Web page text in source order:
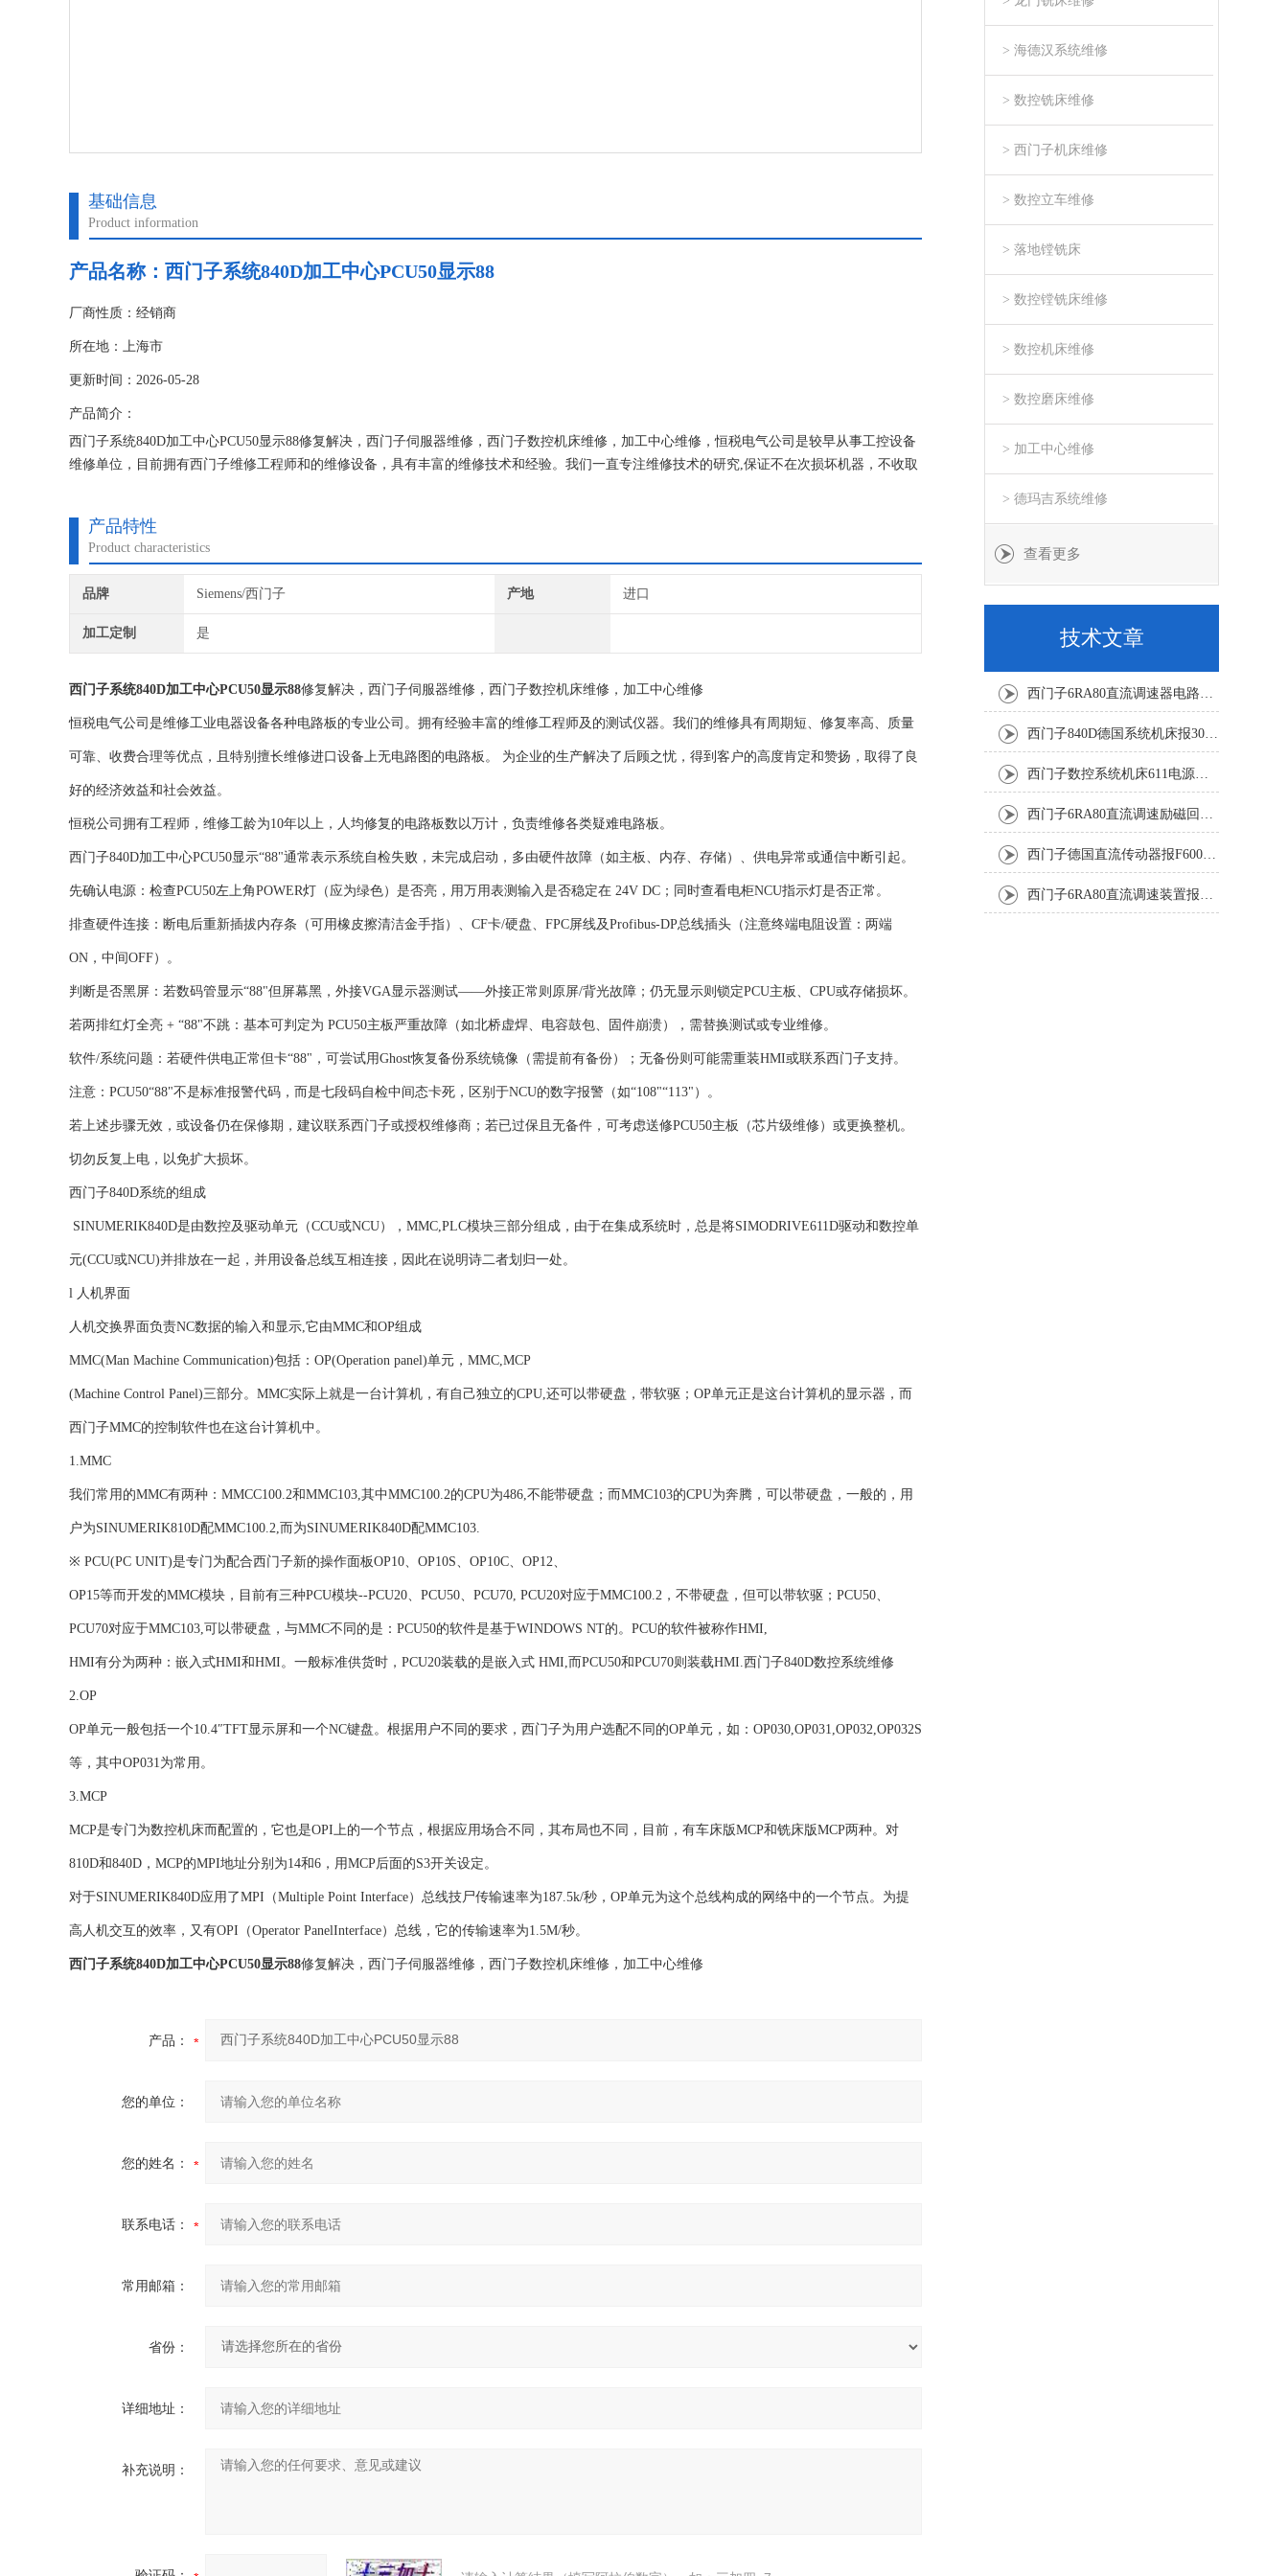
基础信息
Product information
产品名称： 西门子系统840D加工中心PCU50显示88
厂商性质：经销商
所在地：上海市
更新时间：2026-05-28
产品简介：
西门子系统840D加工中心PCU50显示88修复解决，西门子伺服器维修，西门子数控机床维修，加工中心维修，恒税电气公司是较早从事工控设备
维修单位，目前拥有西门子维修工程师和的维修设备，具有丰富的维修技术和经验。我们一直专注维修技术的研究,保证不在次损坏机器，不收取
产品特性
Product characteristics
品牌 Siemens/西门子 产地 进口
加工定制 是
西门子系统840D加工中心PCU50显示88修复解决，西门子伺服器维修，西门子数控机床维修，加工中心维修
恒税电气公司是维修工业电器设备各种电路板的专业公司。拥有经验丰富的维修工程师及的测试仪器。我们的维修具有周期短、修复率高、质量
可靠、收费合理等优点，且特别擅长维修进口设备上无电路图的电路板。 为企业的生产解决了后顾之忧，得到客户的高度肯定和赞扬，取得了良
好的经济效益和社会效益。
恒税公司拥有工程师，维修工龄为10年以上，人均修复的电路板数以万计，负责维修各类疑难电路板。
西门子840D加工中心PCU50显示“88"通常表示系统自检失败，未完成启动，多由硬件故障（如主板、内存、存储）、供电异常或通信中断引起。‌‌
‌先确认电源‌：检查PCU50左上角POWER灯（应为绿色）是否亮，用万用表测输入是否稳定在 ‌24V DC‌；同时查看电柜NCU指示灯是否正常。
‌排查硬件连接‌：断电后重新插拔内存条（可用橡皮擦清洁金手指）、CF卡/硬盘、FPC屏线及Profibus-DP总线插头（注意终端电阻设置：两端
ON，中间OFF）。
‌判断是否黑屏‌：若数码管显示“88"但屏幕黑，外接VGA显示器测试——外接正常则原屏/背光故障；仍无显示则锁定PCU主板、CPU或存储损坏。
‌若两排红灯全亮 + “88"不跳‌：基本可判定为 ‌PCU50主板严重故障‌（如北桥虚焊、电容鼓包、固件崩溃），需替换测试或专业维修。
‌软件/系统问题‌：若硬件供电正常但卡“88"，可尝试用Ghost恢复备份系统镜像（需提前有备份）；无备份则可能需重装HMI或联系西门子支持。
‌注意‌：PCU50“88"‌不是标准报警代码‌，而是七段码自检中间态卡死，区别于NCU的数字报警（如“108"“113"）。‌‌
若上述步骤无效，或设备仍在保修期，‌建议联系西门子或授权维修商‌；若已过保且无备件，可考虑送修PCU50主板（芯片级维修）或更换整机。
切勿反复上电，以免扩大损坏。‌‌
西门子840D系统的组成
SINUMERIK840D是由数控及驱动单元（CCU或NCU），MMC,PLC模块三部分组成，由于在集成系统时，总是将SIMODRIVE611D驱动和数控单
元(CCU或NCU)并排放在一起，并用设备总线互相连接，因此在说明诗二者划归一处。
l 人机界面
人机交换界面负责NC数据的输入和显示,它由MMC和OP组成
MMC(Man Machine Communication)包括：OP(Operation panel)单元，MMC,MCP
(Machine Control Panel)三部分。MMC实际上就是一台计算机，有自己独立的CPU,还可以带硬盘，带软驱；OP单元正是这台计算机的显示器，而
西门子MMC的控制软件也在这台计算机中。
1.MMC
我们常用的MMC有两种：MMCC100.2和MMC103,其中MMC100.2的CPU为486,不能带硬盘；而MMC103的CPU为奔腾，可以带硬盘，一般的，用
户为SINUMERIK810D配MMC100.2,而为SINUMERIK840D配MMC103.
※ PCU(PC UNIT)是专门为配合西门子新的操作面板OP10、OP10S、OP10C、OP12、
OP15等而开发的MMC模块，目前有三种PCU模块--PCU20、PCU50、PCU70, PCU20对应于MMC100.2，不带硬盘，但可以带软驱；PCU50、
PCU70对应于MMC103,可以带硬盘，与MMC不同的是：PCU50的软件是基于WINDOWS NT的。PCU的软件被称作HMI,
HMI有分为两种：嵌入式HMI和HMI。一般标准供货时，PCU20装载的是嵌入式 HMI,而PCU50和PCU70则装载HMI.西门子840D数控系统维修
2.OP
OP单元一般包括一个10.4″TFT显示屏和一个NC键盘。根据用户不同的要求，西门子为用户选配不同的OP单元，如：OP030,OP031,OP032,OP032S
等，其中OP031为常用。
3.MCP
MCP是专门为数控机床而配置的，它也是OPI上的一个节点，根据应用场合不同，其布局也不同，目前，有车床版MCP和铣床版MCP两种。对
810D和840D，MCP的MPI地址分别为14和6，用MCP后面的S3开关设定。
对于SINUMERIK840D应用了MPI（Multiple Point Interface）总线技尸传输速率为187.5k/秒，OP单元为这个总线构成的网络中的一个节点。为提
高人机交互的效率，又有OPI（Operator PanelInterface）总线，它的传输速率为1.5M/秒。
西门子系统840D加工中心PCU50显示88修复解决，西门子伺服器维修，西门子数控机床维修，加工中心维修
产品：
您的单位：
您的姓名：
联系电话：
常用邮箱：
省份：
详细地址：
补充说明：
> 海德汉系统维修
> 数控铣床维修
> 西门子机床维修
> 数控立车维修
> 落地镗铣床
> 数控镗铣床维修
> 数控机床维修
> 数控磨床维修
> 加工中心维修
> 德玛吉系统维修
查看更多
技术文章
西门子6RA80直流调速器电路板坏销售修理单位
西门子840D德国系统机床报300501修复解决
西门子数控系统机床611电源模块灯不显示修复解决
西门子6RA80直流调速励磁回路坏报F60005修复排除
西门子德国直流传动器报F60067高温报警修复排除方法
西门子6RA80直流调速装置报F60035修复排除方法